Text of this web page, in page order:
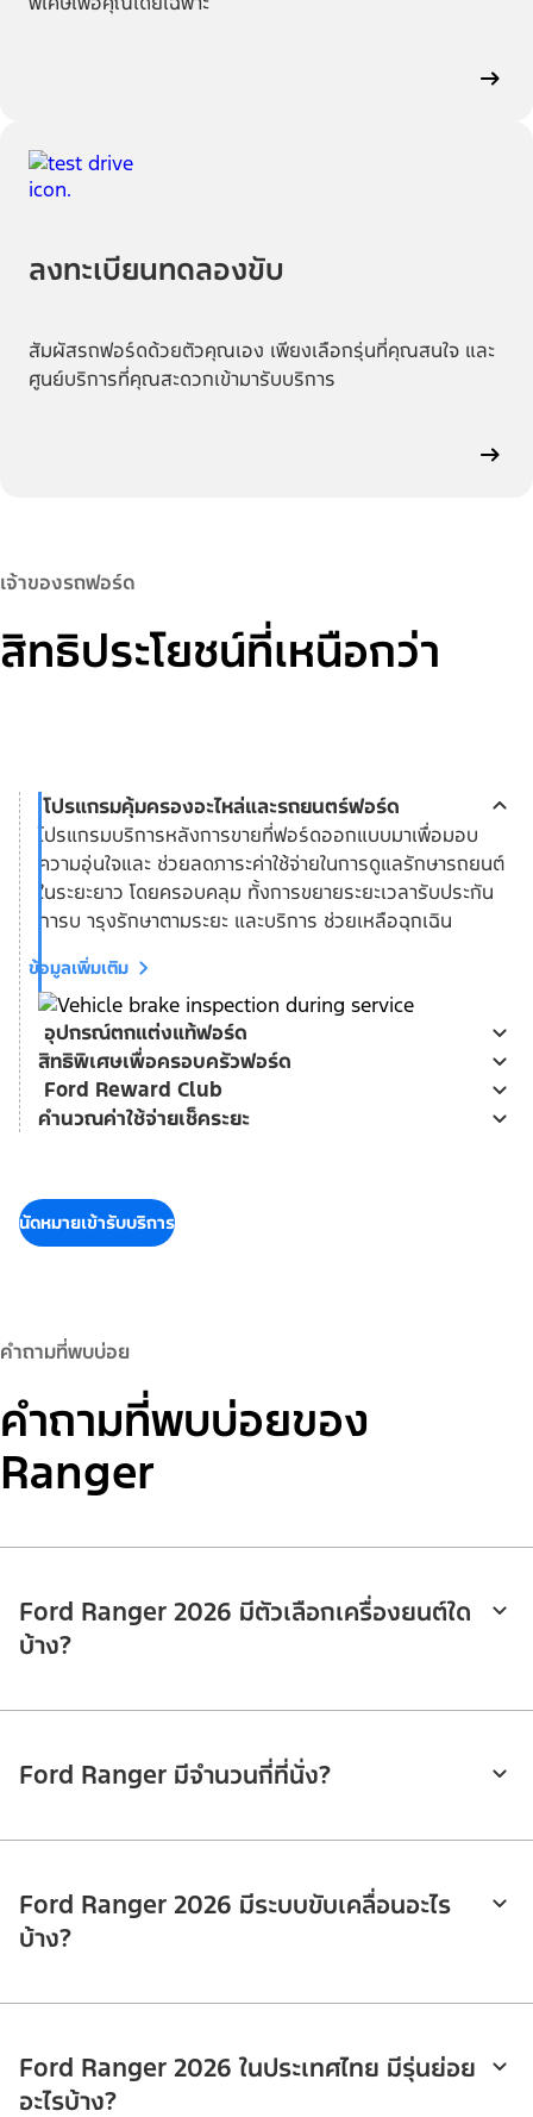
ลงทะเบียนทดลองขับ
สัมผัสรถฟอร์ดด้วยตัวคุณเอง เพียงเลือกรุ่นที่คุณสนใจ และ
ศูนย์บริการที่คุณสะดวกเข้ามารับบริการ
เจ้าของรถฟอร์ด
สิทธิประโยชน์ที่เหนือกว่า
โปรแกรมคุ้มครองอะไหล่และรถยนตร์ฟอร์ด
โปรแกรมบริการหลังการขายที่ฟอร์ดออกแบบมาเพื่อมอบ
ความอุ่นใจและ ช่วยลดภาระค่าใช้จ่ายในการดูแลรักษารถยนต์
ในระยะยาว โดยครอบคลุม ทั้งการขยายระยะเวลารับประกัน
การบ ารุงรักษาตามระยะ และบริการ ช่วยเหลือฉุกเฉิน
ข้อมูลเพิ่มเติม
อุปกรณ์ตกแต่งแท้ฟอร์ด
สิทธิพิเศษเพื่อครอบครัวฟอร์ด
Ford Reward Club
คำนวณค่าใช้จ่ายเช็คระยะ
นัดหมายเข้ารับบริการ
คำถามที่พบบ่อย
คำถามที่พบบ่อยของ
Ranger
Ford Ranger 2026 มีตัวเลือกเครื่องยนต์ใด
บ้าง?
Ford Ranger มีจำนวนกี่ที่นั่ง?
Ford Ranger 2026 มีระบบขับเคลื่อนอะไร
บ้าง?
Ford Ranger 2026 ในประเทศไทย มีรุ่นย่อย
อะไรบ้าง?